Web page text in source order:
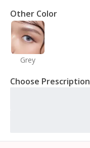
Other Color
Grey
Choose Prescription